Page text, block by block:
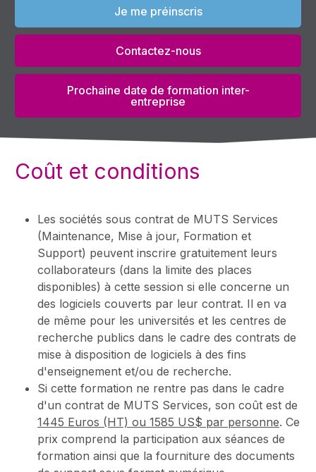
Je me préinscris
Contactez-nous
Prochaine date de formation inter-
entreprise
Coût et conditions
Les sociétés sous contrat de MUTS Services
(Maintenance, Mise à jour, Formation et
Support) peuvent inscrire gratuitement leurs
collaborateurs (dans la limite des places
disponibles) à cette session si elle concerne un
des logiciels couverts par leur contrat. Il en va
de même pour les universités et les centres de
recherche publics dans le cadre des contrats de
mise à disposition de logiciels à des fins
d'enseignement et/ou de recherche.
Si cette formation ne rentre pas dans le cadre
d'un contrat de MUTS Services, son coût est de
1445 Euros (HT) ou 1585 US$ par personne. Ce
prix comprend la participation aux séances de
formation ainsi que la fourniture des documents